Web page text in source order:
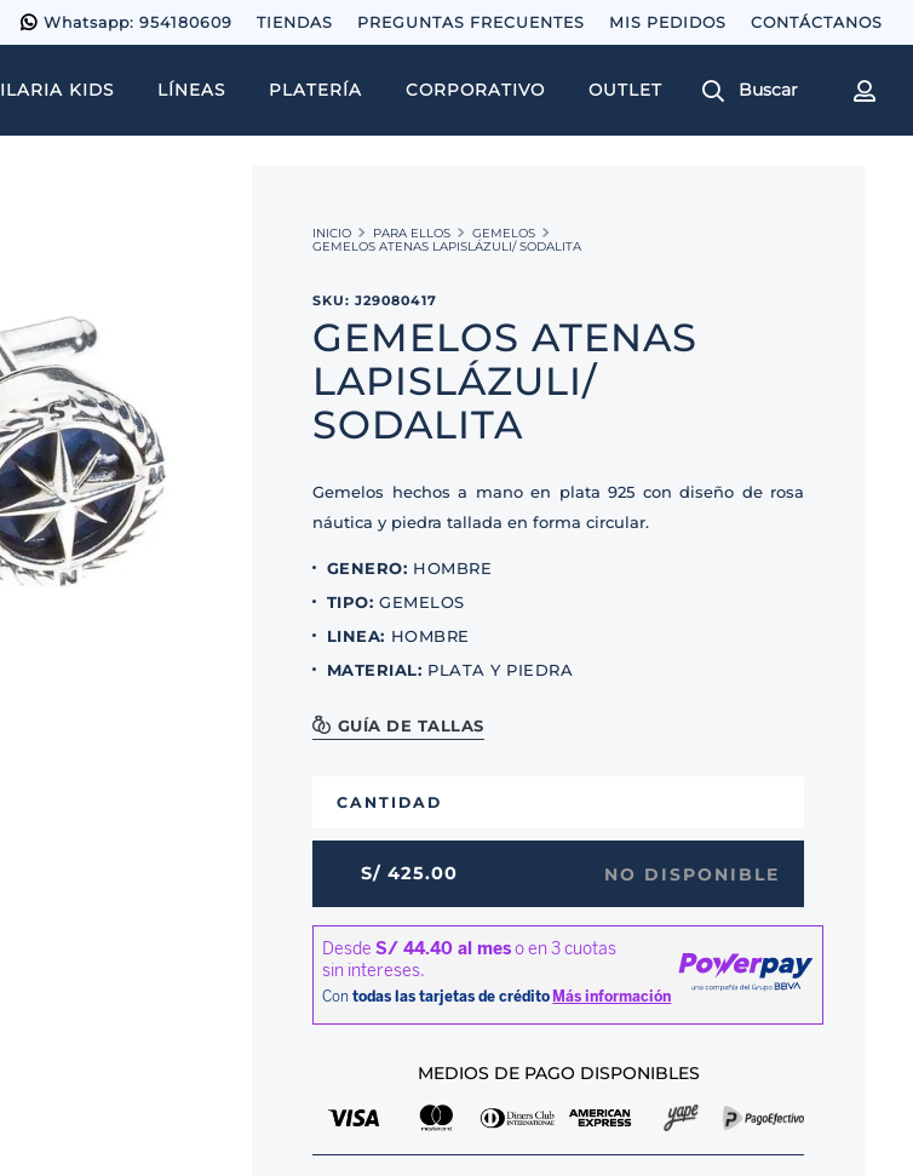
Whatsapp: 954180609 TIENDAS PREGUNTAS FRECUENTES MIS PEDIDOS
ILARIA KIDS LÍNEAS PLATERÍA CORPORATIVO OUTLET Buscar
PARA ELLOS
GEMELOS
GEMELOS ATENAS LAPISLÁZULI/ SODALITA
SKU:J29080417
GEMELOS ATENAS
LAPISLÁZULI/
SODALITA
Gemelos hechos a mano en plata 925 con diseño de rosa
náutica y piedra tallada en forma circular.
GENERO: HOMBRE
TIPO: GEMELOS
LINEA: HOMBRE
MATERIAL: PLATA Y PIEDRA
GUÍA DE TALLAS
CANTIDAD
S/ 425.00 NO DISPONIBLE
MEDIOS DE PAGO DISPONIBLES